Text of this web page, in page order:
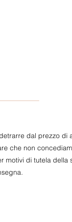
dal prezzo di
che non
di tutela della